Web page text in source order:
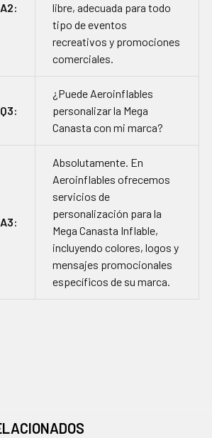
libre, adecuada para todo
tipo de eventos
recreativos y promociones
comerciales.
¿Puede Aeroinflables
personalizar la Mega
Canasta con mi marca?
Absolutamente. En
Aeroinflables ofrecemos
servicios de
personalización para la
Mega Canasta Inflable,
incluyendo colores, logos y
mensajes promocionales
específicos de su marca.